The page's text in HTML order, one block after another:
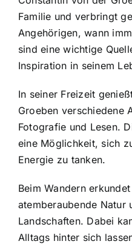
Familie und verbringt
Angehörigen, wann
sind eine wichtige
Inspiration in seinem
In seiner Freizeit
Groeben verschiedene
Fotografie und Lesen.
eine Möglichkeit, sich
Energie zu tanken.
Beim Wandern
atemberaubende Natur
Landschaften. Dabei
Alltags hinter sich